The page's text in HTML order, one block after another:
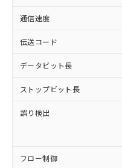
通信速度
伝送コード
データビット長
ストップビット長
誤り検出
フロー制御